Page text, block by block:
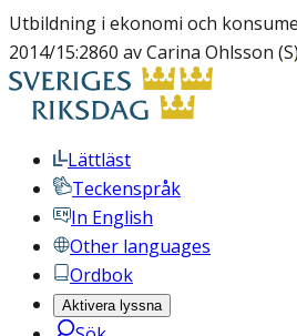
Utbildning i ekonomi och
2014/15:2860 av Carina Ohlsson (S)
Lättläst
Teckenspråk
In English
Other languages
Ordbok
Aktivera lyssna